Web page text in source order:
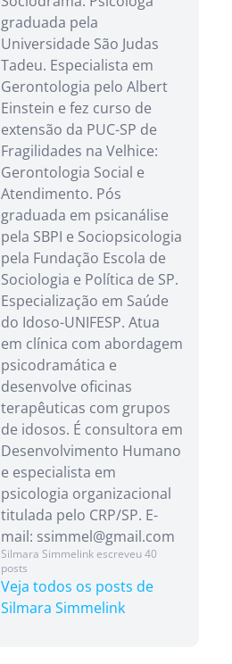
graduada pela
Universidade São Judas
Tadeu. Especialista em
Gerontologia pelo Albert
Einstein e fez curso de
extensão da PUC-SP de
Fragilidades na Velhice:
Gerontologia Social e
Atendimento. Pós
graduada em psicanálise
pela SBPI e Sociopsicologia
pela Fundação Escola de
Sociologia e Política de SP.
Especialização em Saúde
do Idoso-UNIFESP. Atua
em clínica com abordagem
psicodramática e
desenvolve oficinas
terapêuticas com grupos
de idosos. É consultora em
Desenvolvimento Humano
e especialista em
psicologia organizacional
titulada pelo CRP/SP. E-
mail: ssimmel@gmail.com
Silmara Simmelink escreveu 40
posts
Veja todos os posts de
Silmara Simmelink